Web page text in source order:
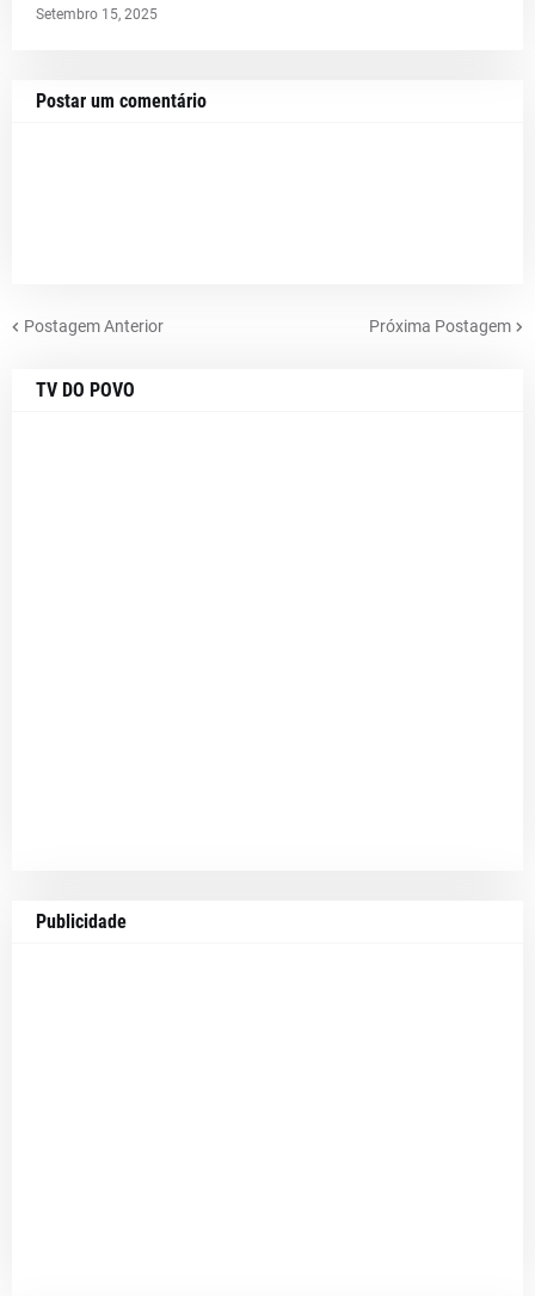
Setembro 15, 2025
Postar um comentário
Postagem Anterior Próxima Postagem
TV DO POVO
Publicidade